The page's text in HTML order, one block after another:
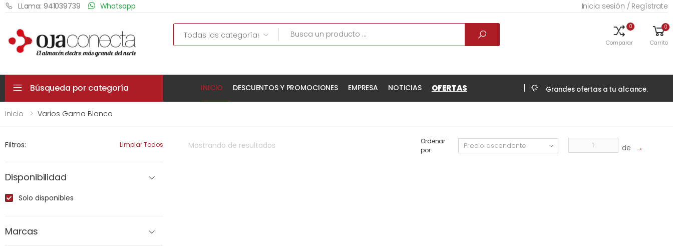
LLama: 941039739 Whatsapp Inicia sesión / Regístrate
Search 0
Comparar
0
Carrito
Búsqueda por categoría INICIO DESCUENTOS Y PROMOCIONES EMPRESA NOTICIAS OFERTAS Grandes ofertas a tu alcance.
Inicio Varios Gama Blanca
Mostrando de resultados
Ordenar
por:
de →
Filtros: Limpiar Todos
Disponibilidad
Solo disponibles
Marcas